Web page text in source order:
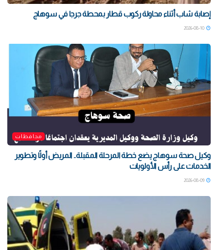
إصابة شاب أثناء محاولة ركوب قطار بمحطة جرجا في سوهاج
محافظات
وكيل صحة سوهاج يضع خطة المرحلة المقبلة.. المريض أولًا وتطوير
الخدمات على رأس الأولويات